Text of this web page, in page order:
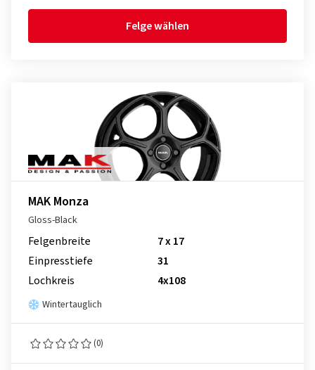
Felge wählen
MAK Monza
Gloss-Black
Felgenbreite
7 x 17
Einpresstiefe
31
Lochkreis
4x108
Wintertauglich
(0)